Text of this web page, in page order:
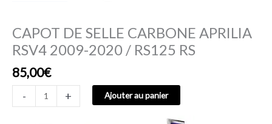
CAPOT DE SELLE CARBONE APRILIA
RSV4 2009-2020 / RS125 RS
85,00€
- + Ajouter au panier